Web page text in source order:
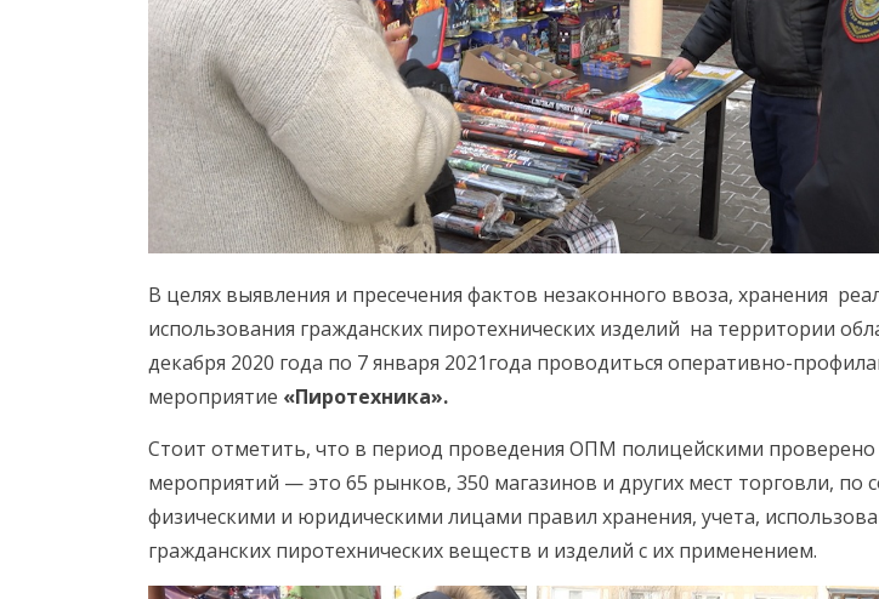
В целях выявления и пресечения фактов незаконного ввоза, хранения
использования гражданских пиротехнических изделий на территории
декабря 2020 года по 7 января 2021года проводиться оперативно-
мероприятие «Пиротехника».
Стоит отметить, что в период проведения ОПМ полицейскими
мероприятий — это 65 рынков, 350 магазинов и других мест торговли, по
физическими и юридическими лицами правил хранения, учета,
гражданских пиротехнических веществ и изделий с их применением.